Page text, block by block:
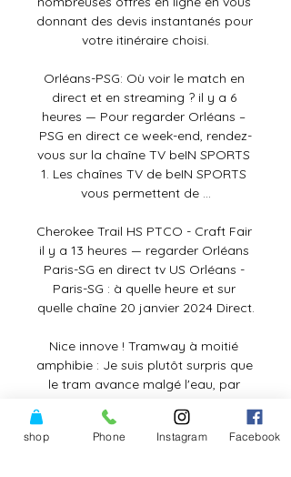
shop Phone Instagram Facebook